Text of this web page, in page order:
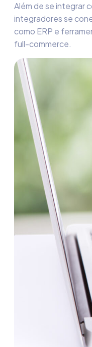
Além de se integrar
integradores se
como ERP e
full-commerce.